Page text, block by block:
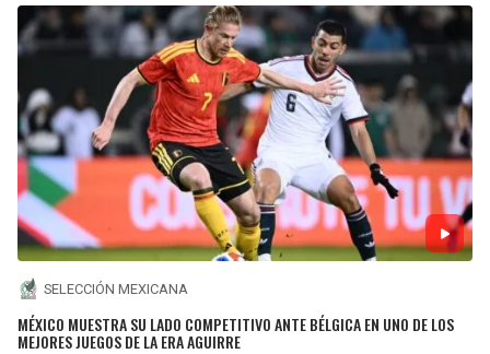
SELECCIÓN MEXICANA
MÉXICO MUESTRA SU LADO COMPETITIVO ANTE BÉLGICA EN UNO DE LOS
MEJORES JUEGOS DE LA ERA AGUIRRE